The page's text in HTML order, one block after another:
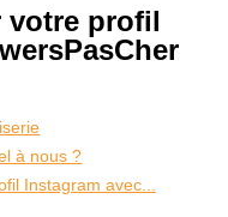
votre profil
à nous ?
Instagram avec...